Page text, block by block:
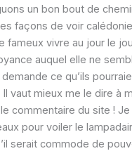
un bon bout de
façons de voir
fameux vivre au jour le
auquel elle ne
ce qu’ils
vaut mieux me le dire à
commentaire du site ! Je
pour voiler le
serait commode de